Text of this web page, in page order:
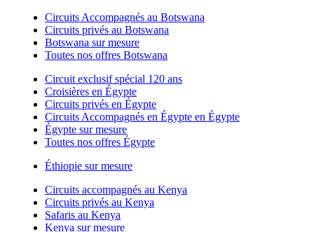
Circuits Accompagnés au Botswana
Circuits privés au Botswana
Botswana sur mesure
Toutes nos offres Botswana
Circuit exclusif spécial 120 ans
Croisières en Égypte
Circuits privés en Égypte
Circuits Accompagnés en Égypte en Égypte
Égypte sur mesure
Toutes nos offres Égypte
Éthiopie sur mesure
Circuits accompagnés au Kenya
Circuits privés au Kenya
Safaris au Kenya
Kenya sur mesure